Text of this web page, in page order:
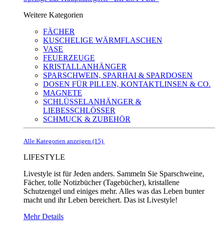
Weitere Kategorien
FÄCHER
KUSCHELIGE WÄRMFLASCHEN
VASE
FEUERZEUGE
KRISTALLANHÄNGER
SPARSCHWEIN, SPARHAI & SPARDOSEN
DOSEN FÜR PILLEN, KONTAKTLINSEN & CO.
MAGNETE
SCHLÜSSELANHÄNGER &
LIEBESSCHLÖSSER
SCHMUCK & ZUBEHÖR
Alle Kategorien anzeigen (15)
LIFESTYLE
Livestyle ist für Jeden anders. Sammeln Sie Sparschweine,
Fächer, tolle Notizbücher (Tagebücher), kristallene
Schutzengel und einiges mehr. Alles was das Leben bunter
macht und ihr Leben bereichert. Das ist Livestyle!
Mehr Details